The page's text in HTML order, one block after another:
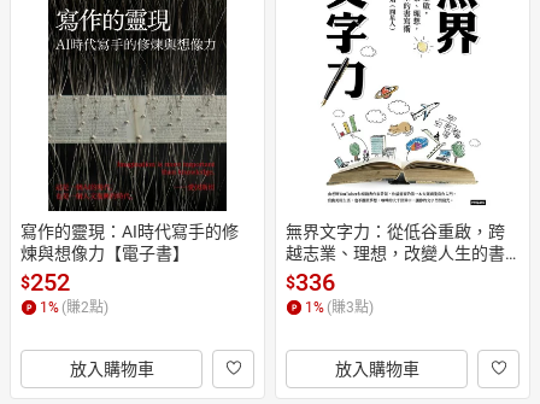
寫作的靈現：AI時代寫手的修
煉與想像力【電子書】
$252
1% (賺2點)
放入購物車
無界文字力：從低谷重啟，跨
越志業、理想，改變人生的書
寫術【電子書】
$336
1% (賺3點)
放入購物車